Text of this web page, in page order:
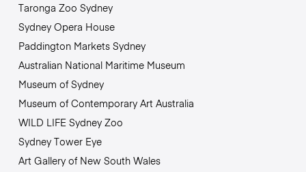
Taronga Zoo Sydney
Sydney Opera House
Paddington Markets Sydney
Australian National Maritime Museum
Museum of Sydney
Museum of Contemporary Art Australia
WILD LIFE Sydney Zoo
Sydney Tower Eye
Art Gallery of New South Wales